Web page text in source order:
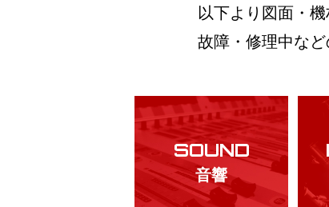
以下より図面・
故障・修理中な
SOUND
音響